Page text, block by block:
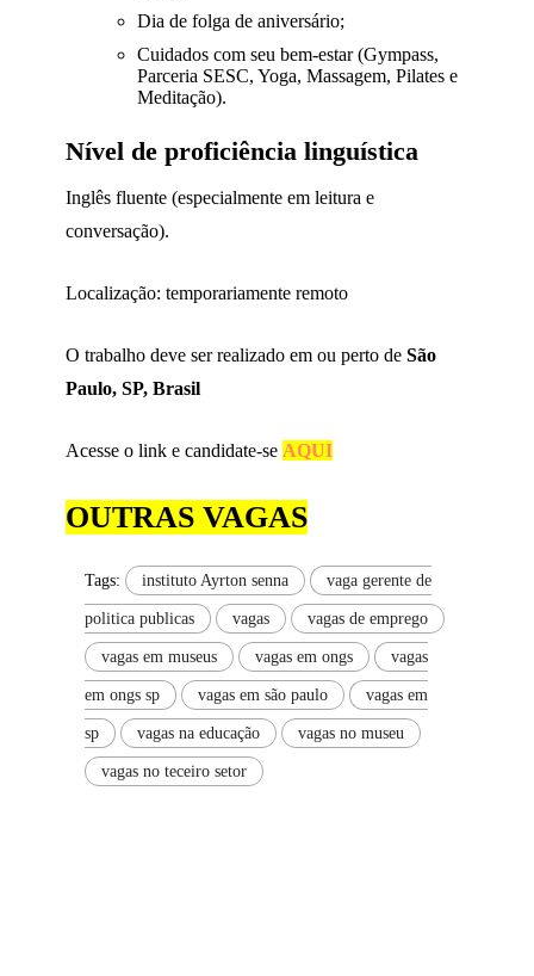
Dia de folga de aniversário;
Cuidados com seu bem-estar (Gympass,
Parceria SESC, Yoga, Massagem, Pilates e
Meditação).
Nível de proficiência linguística
Inglês fluente (especialmente em leitura e
conversação).
Localização: temporariamente remoto
O trabalho deve ser realizado em ou perto de São
Paulo, SP, Brasil
Acesse o link e candidate-se AQUI
OUTRAS VAGAS
Tags: instituto Ayrton senna vaga gerente de
politica publicas vagas vagas de emprego
vagas em museus vagas em ongs vagas
em ongs sp vagas em são paulo vagas em
sp vagas na educação vagas no museu
vagas no teceiro setor